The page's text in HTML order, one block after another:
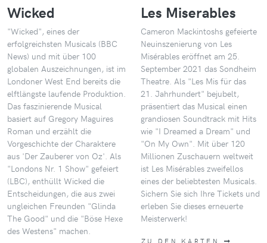
Wicked
"Wicked", eines der
erfolgreichsten Musicals (BBC
News) und mit über 100
globalen Auszeichnungen, ist im
Londoner West End bereits die
elftlängste laufende Produktion.
Das faszinierende Musical
basiert auf Gregory Maguires
Roman und erzählt die
Vorgeschichte der Charaktere
aus 'Der Zauberer von Oz'. Als
"Londons Nr. 1 Show" gefeiert
(LBC), enthüllt Wicked die
Entscheidungen, die aus zwei
ungleichen Freunden "Glinda
The Good" und die "Böse Hexe
des Westens" machen.
Les Miserables
Cameron Mackintoshs gefeierte
Neuinszenierung von Les
Misérables eröffnet am 25.
September 2021 das Sondheim
Theatre. Als "Les Mis für das
21. Jahrhundert" bejubelt,
präsentiert das Musical einen
grandiosen Soundtrack mit Hits
wie "I Dreamed a Dream" und
"On My Own". Mit über 120
Millionen Zuschauern weltweit
ist Les Misérables zweifellos
eines der beliebtesten Musicals.
Sichern Sie sich Ihre Tickets und
erleben Sie dieses erneuerte
Meisterwerk!
ZU DEN KARTEN